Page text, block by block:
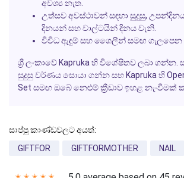
අවශ්‍ය නැත.
උත්සව අවස්ථාවන් සඳහා සුදුසු,
දිනයන් සහ වාල්ටයින් දිනය වැනි.
විවිධ ඇඳුම් සහ ශෛලීන් සමඟ ගැලපෙන
ශ්‍රී ලංකාවේ Kaprukaහි විශේෂිතව ලබා ගන්න.
සුදුසු වර්ණය සොයා ගන්න සහ Kaprukaහි
Set සමඟ ඔබේ නෙළුම් ක්‍රීඩාව ඉහළ නැංවීමක්
සාප්පු කාණ්ඩවලට අයත්:
GIFTFOR
GIFTFORMOTHER NAIL